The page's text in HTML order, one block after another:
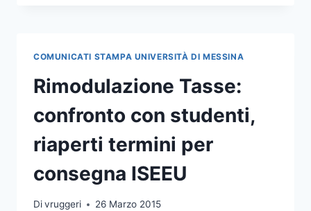
MAGGIO,
LE
ALTRE
AL
30
GIUGNO
31
COMUNICATI STAMPA UNIVERSITÀ DI MESSINA
Rimodulazione Tasse:
confronto con studenti,
riaperti termini per
consegna ISEEU
Divruggeri 26 Marzo 2015